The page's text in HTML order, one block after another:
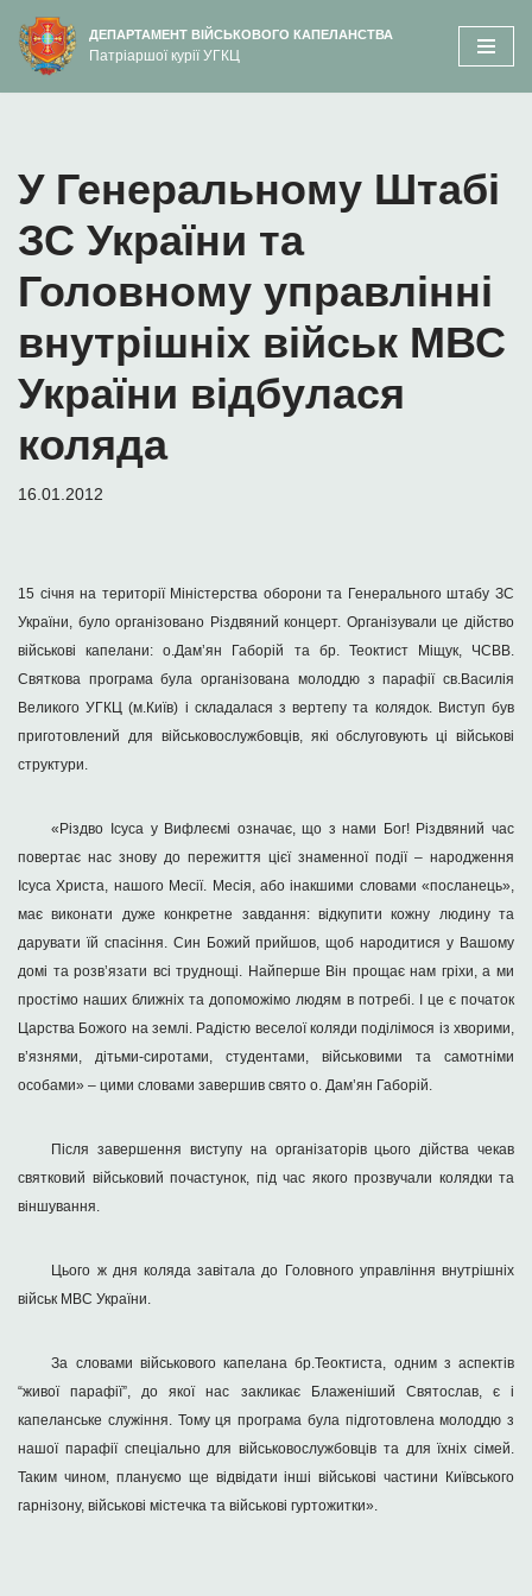
вмісту
Перейти
до
ДЕПАРТАМЕНТ ВІЙСЬКОВОГО КАПЕЛАНСТВА
Патріаршої курії УГКЦ
У Генеральному Штабі
ЗС України та
Головному управлінні
внутрішніх військ МВС
України відбулася
коляда
16.01.2012
15 січня на території Міністерства оборони та Генерального штабу ЗС
України, було організовано Різдвяний концерт. Організували це дійство
військові капелани: о.Дам’ян Габорій та бр. Теоктист Міщук, ЧСВВ.
Святкова програма була організована молоддю з парафії св.Василія
Великого УГКЦ (м.Київ) і складалася з вертепу та колядок. Виступ був
приготовлений для військовослужбовців, які обслуговують ці військові
структури.
«Різдво Ісуса у Вифлеємі означає, що з нами Бог! Різдвяний час
повертає нас знову до пережиття цієї знаменної події – народження
Ісуса Христа, нашого Месії. Месія, або інакшими словами «посланець»,
має виконати дуже конкретне завдання: відкупити кожну людину та
дарувати їй спасіння. Син Божий прийшов, щоб народитися у Вашому
домі та розв’язати всі труднощі. Найперше Він прощає нам гріхи, а ми
простімо наших ближніх та допоможімо людям в потребі. І це є початок
Царства Божого на землі. Радістю веселої коляди поділімося із хворими,
в’язнями, дітьми-сиротами, студентами, військовими та самотніми
особами» – цими словами завершив свято о. Дам’ян Габорій.
Після завершення виступу на організаторів цього дійства чекав
святковий військовий почастунок, під час якого прозвучали колядки та
віншування.
Цього ж дня коляда завітала до Головного управління внутрішніх
військ МВС України.
За словами військового капелана бр.Теоктиста, одним з аспектів
“живої парафії”, до якої нас закликає Блаженіший Святослав, є і
капеланське служіння. Тому ця програма була підготовлена молоддю з
нашої парафії спеціально для військовослужбовців та для їхніх сімей.
Таким чином, плануємо ще відвідати інші військові частини Київського
гарнізону, військові містечка та військові гуртожитки».